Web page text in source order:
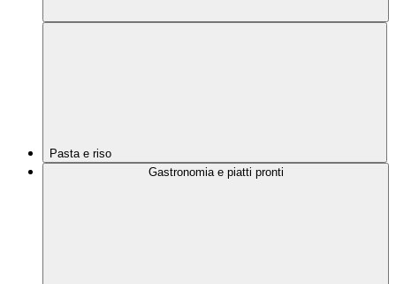
Pasta e riso
Gastronomia e piatti pronti